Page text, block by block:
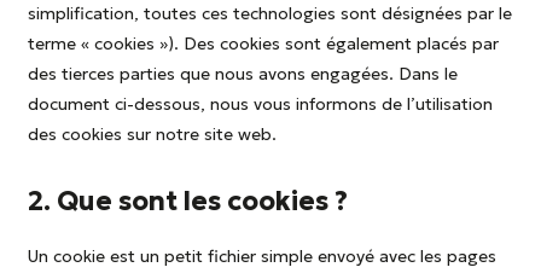
simplification, toutes ces technologies sont désignées par le
terme « cookies »). Des cookies sont également placés par
des tierces parties que nous avons engagées. Dans le
document ci-dessous, nous vous informons de l’utilisation
des cookies sur notre site web.
2. Que sont les cookies ?
Un cookie est un petit fichier simple envoyé avec les pages